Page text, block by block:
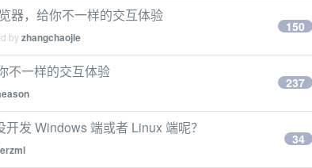
器，给你不一样的交互体验
byzhangchaojie
150
不一样的交互体验
237
发 Windows 端或者 Linux 端呢？
34